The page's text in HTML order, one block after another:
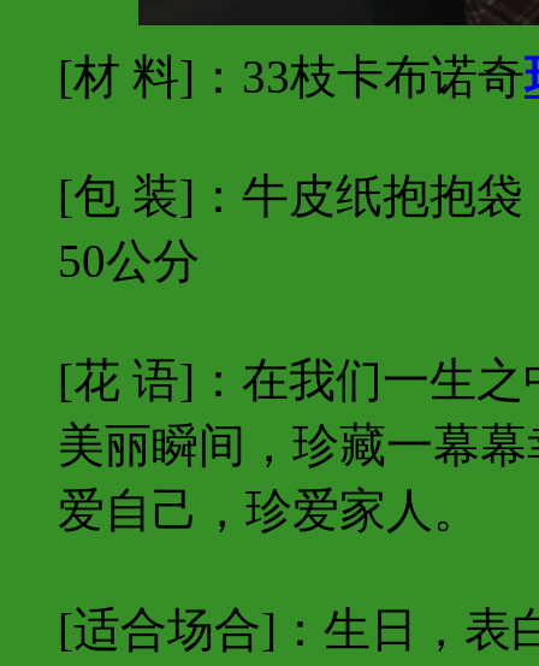
[材 料]：33枝卡布诺奇
[包 装]：牛皮纸抱抱
50公分
[花 语]：在我们一生
美丽瞬间，珍藏一幕
爱自己，珍爱家人。
[适合场合]：生日，表